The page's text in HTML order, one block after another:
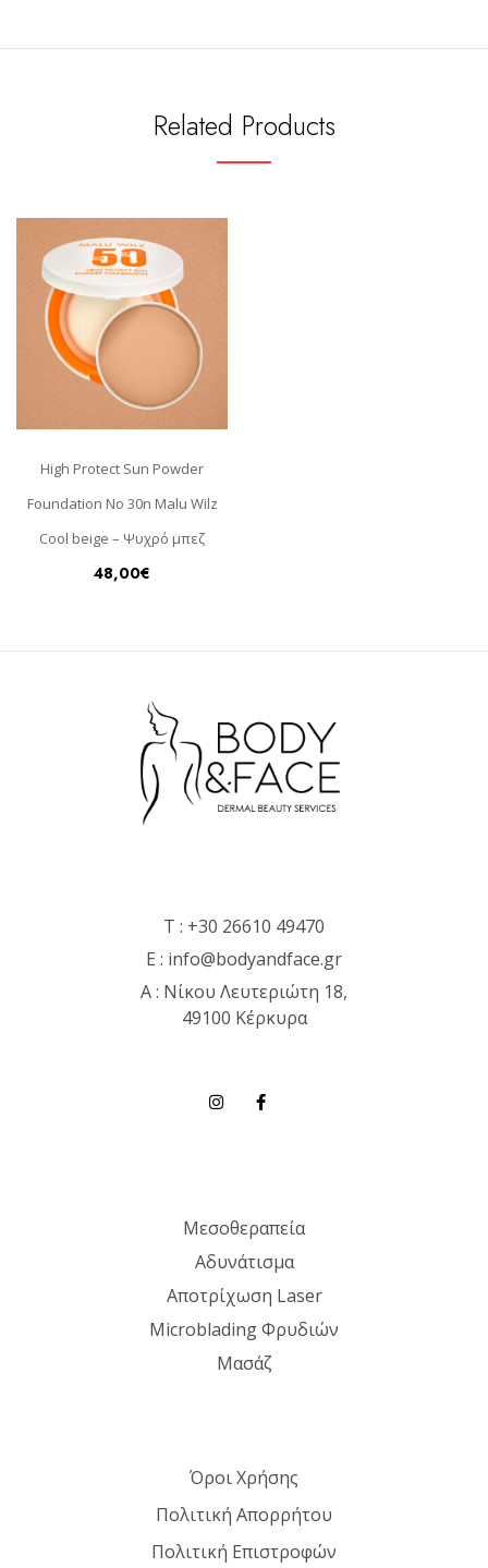
Related Products
High Protect Sun Powder
Foundation No 30n Malu Wilz
Cool beige – Ψυχρό μπεζ
48,00€
T : +30 26610 49470
E : info@bodyandface.gr
Α : Νίκου Λευτεριώτη 18,
49100 Κέρκυρα
Μεσοθεραπεία
Αδυνάτισμα
Αποτρίχωση Laser
Microblading Φρυδιών
Μασάζ
Όροι Χρήσης
Πολιτική Απορρήτου
Πολιτική Επιστροφών